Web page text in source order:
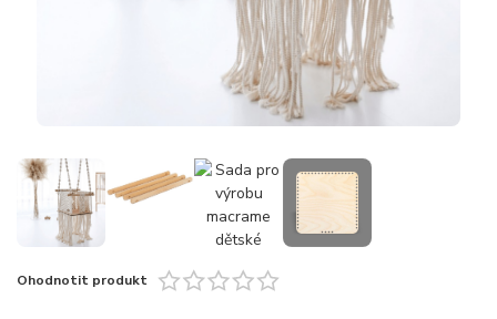
Ohodnotit produkt